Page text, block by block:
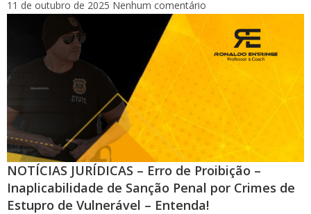
11 de outubro de 2025 Nenhum comentário
NOTÍCIAS JURÍDICAS – Erro de Proibição –
Inaplicabilidade de Sanção Penal por Crimes de
Estupro de Vulnerável – Entenda!